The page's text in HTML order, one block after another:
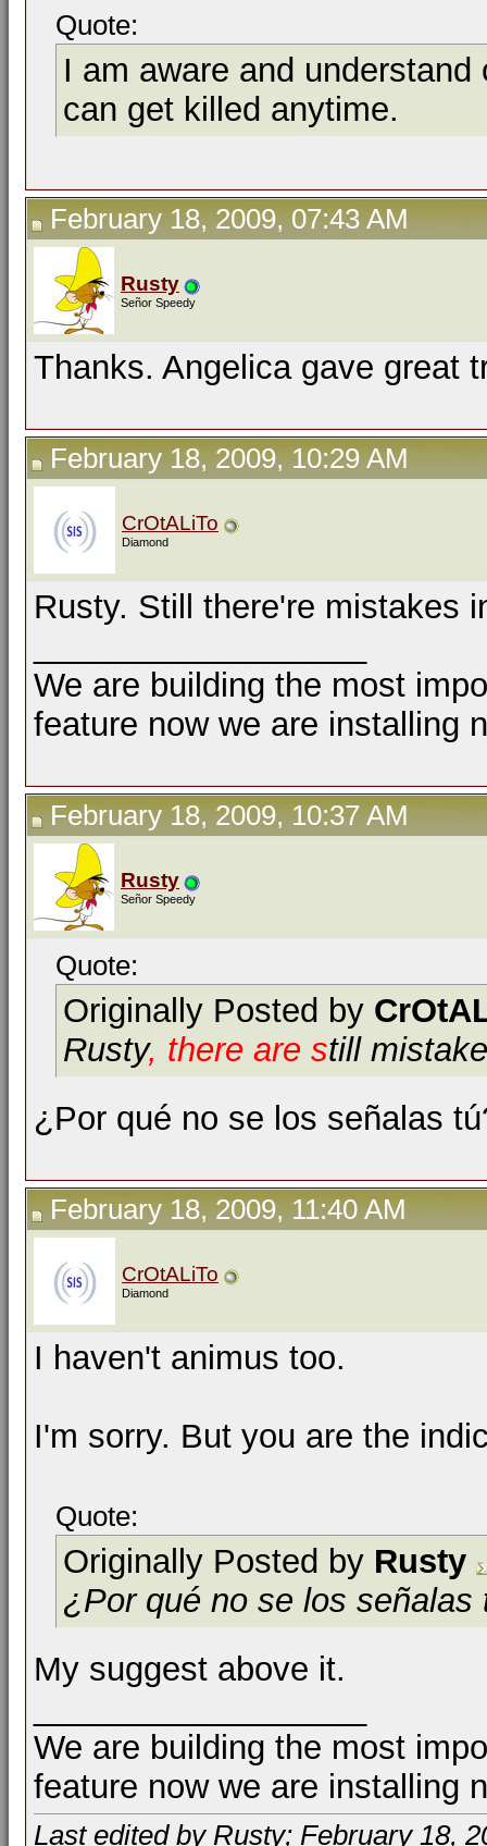
Quote:
I am aware and
can get killed anytime.
February 18, 2009, 07:43 AM
Rusty
Señor Speedy
Thanks. Angelica gave great
February 18, 2009, 10:29 AM
CrOtALiTo
Diamond
Rusty. Still there're mistakes
We are building the most
feature now we are installing
February 18, 2009, 10:37 AM
Rusty
Señor Speedy
Quote:
Originally Posted by
Rusty, there are still
¿Por qué no se los señalas
February 18, 2009, 11:40 AM
CrOtALiTo
Diamond
I haven't animus too.
I'm sorry. But you are the
Quote:
Originally Posted by Rusty
¿Por qué no se los
My suggest above it.
We are building the most
feature now we are installing
Last edited by Rusty; February 18,